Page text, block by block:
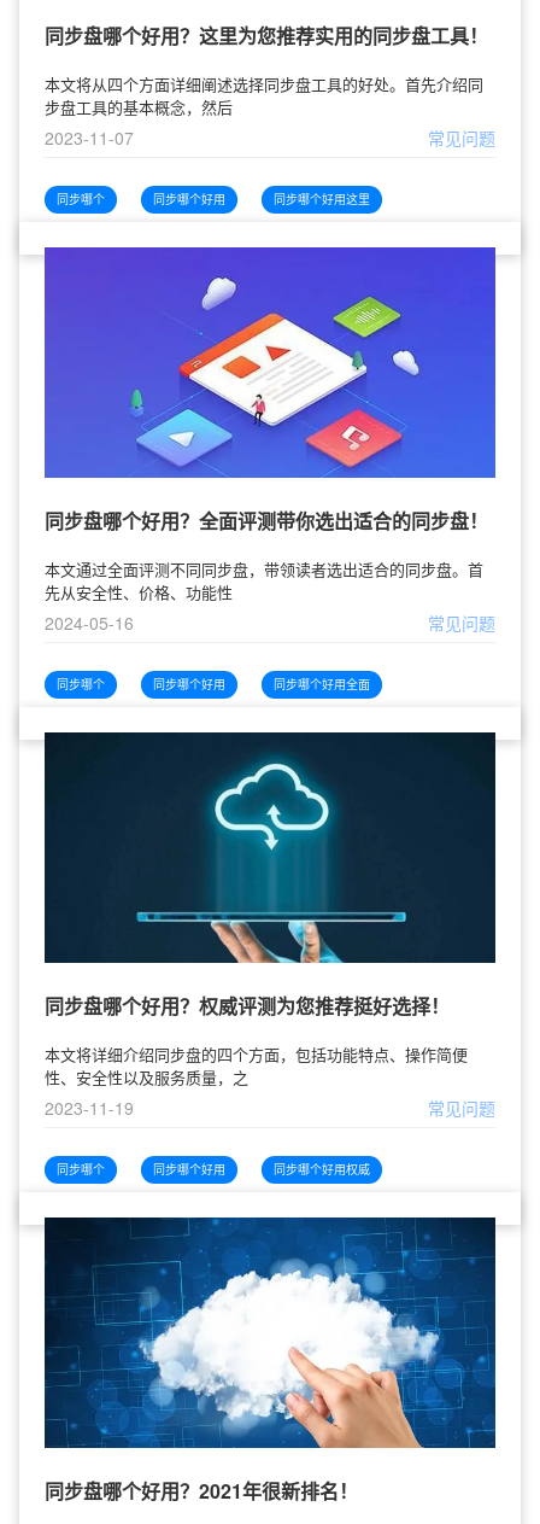
同步盘哪个好用？这里为您推荐实用的同步盘工具！
本文将从四个方面详细阐述选择同步盘工具的好处。首先介绍同
步盘工具的基本概念，然后
2023-11-07 常见问题
同步哪个 同步哪个好用 同步哪个好用这里
同步盘哪个好用？全面评测带你选出适合的同步盘！
本文通过全面评测不同同步盘，带领读者选出适合的同步盘。首
先从安全性、价格、功能性
2024-05-16 常见问题
同步哪个 同步哪个好用 同步哪个好用全面
同步盘哪个好用？权威评测为您推荐挺好选择！
本文将详细介绍同步盘的四个方面，包括功能特点、操作简便
性、安全性以及服务质量，之
2023-11-19 常见问题
同步哪个 同步哪个好用 同步哪个好用权威
同步盘哪个好用？2021年很新排名！